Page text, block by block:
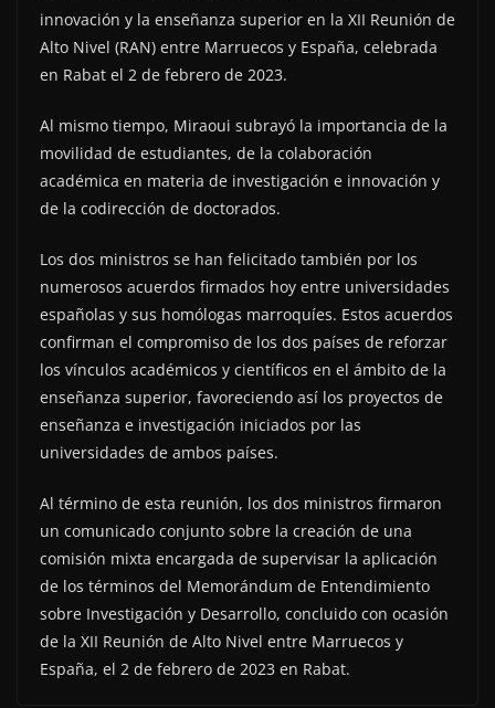
innovación y la enseñanza superior en la XII Reunión de
Alto Nivel (RAN) entre Marruecos y España, celebrada
en Rabat el 2 de febrero de 2023.
Al mismo tiempo, Miraoui subrayó la importancia de la
movilidad de estudiantes, de la colaboración
académica en materia de investigación e innovación y
de la codirección de doctorados.
Los dos ministros se han felicitado también por los
numerosos acuerdos firmados hoy entre universidades
españolas y sus homólogas marroquíes. Estos acuerdos
confirman el compromiso de los dos países de reforzar
los vínculos académicos y científicos en el ámbito de la
enseñanza superior, favoreciendo así los proyectos de
enseñanza e investigación iniciados por las
universidades de ambos países.
Al término de esta reunión, los dos ministros firmaron
un comunicado conjunto sobre la creación de una
comisión mixta encargada de supervisar la aplicación
de los términos del Memorándum de Entendimiento
sobre Investigación y Desarrollo, concluido con ocasión
de la XII Reunión de Alto Nivel entre Marruecos y
España, el 2 de febrero de 2023 en Rabat.